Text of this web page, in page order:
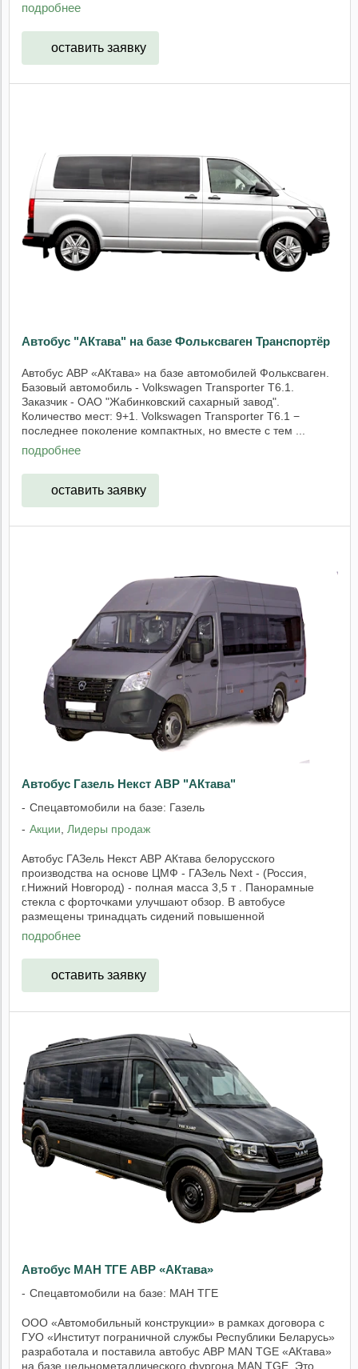
подробнее
оставить заявку
Автобус "АКтава" на базе Фольксваген Транспортёр
Автобус АВР «АКтава» на базе автомобилей Фольксваген.
Базовый автомобиль - Volkswagen Transporter Т6.1.
Заказчик - ОАО "Жабинковский сахарный завод".
Количество мест: 9+1. Volkswagen Transporter T6.1 −
последнее поколение компактных, но вместе с тем ...
подробнее
оставить заявку
Автобус Газель Некст АВР "АКтава"
Спецавтомобили на базе: Газель
Акции, Лидеры продаж
Автобус ГАЗель Некст АВР АКтава белорусского
производства на основе ЦМФ - ГАЗель Next - (Россия,
г.Нижний Новгород) - полная масса 3,5 т . Панорамные
стекла с форточками улучшают обзор. В автобусе
размещены тринадцать сидений повышенной
комфортности ...
подробнее
оставить заявку
Автобус МАН ТГЕ АВР «АКтава»
Спецавтомобили на базе: МАН ТГЕ
ООО «Автомобильный конструкции» в рамках договора с
ГУО «Институт пограничной службы Республики Беларусь»
разработала и поставила автобус АВР MAN TGE «АКтава»
на базе цельнометаллического фургона MAN TGE. Это